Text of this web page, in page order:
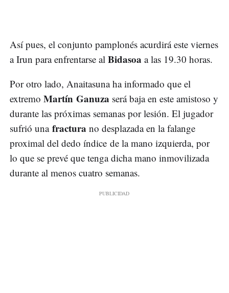
Así pues, el conjunto pamplonés acurdirá este viernes
a Irun para enfrentarse al Bidasoa a las 19.30 horas.
Por otro lado, Anaitasuna ha informado que el
extremo Martín Ganuza será baja en este amistoso y
durante las próximas semanas por lesión. El jugador
sufrió una fractura no desplazada en la falange
proximal del dedo índice de la mano izquierda, por
lo que se prevé que tenga dicha mano inmovilizada
durante al menos cuatro semanas.